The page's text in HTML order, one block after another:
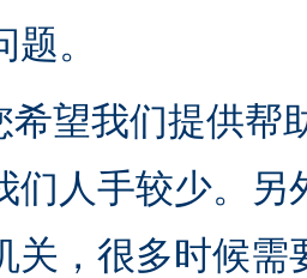
。
希望我们提供帮
们人手较少。
关，很多时候